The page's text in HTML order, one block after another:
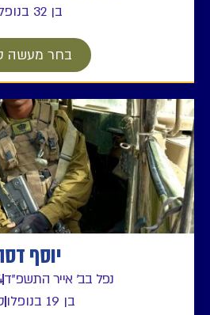
בן 32 בנופלו
בחר מעשה
יוסף
נפל בב' אייר התשפ"ד
בן 19 בנופלו